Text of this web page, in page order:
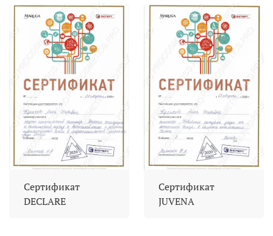
Сертификат
DECLARE
Сертификат
JUVENA